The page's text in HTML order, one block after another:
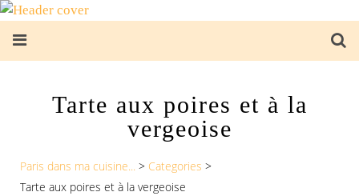
Tarte aux poires et à la
vergeoise
Paris dans ma cuisine... > Categories >
Tarte aux poires et à la vergeoise